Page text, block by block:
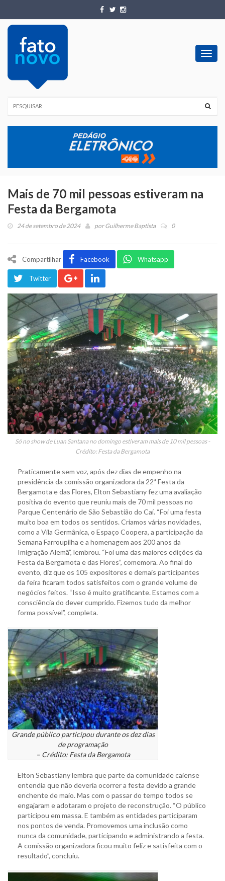
Mais de 70 mil pessoas estiveram na
Festa da Bergamota
24 de setembro de 2024 porGuilherme Baptista 0
Compartilhar Facebook Whatsapp
Twitter
Só no show de Luan Santana no domingo estiveram mais de 10 mil pessoas -
Crédito: Festa da Bergamota
Praticamente sem voz, após dez dias de empenho na
presidência da comissão organizadora da 22ª Festa da
Bergamota e das Flores, Elton Sebastiany fez uma avaliação
positiva do evento que reuniu mais de 70 mil pessoas no
Parque Centenário de São Sebastião do Caí. “Foi uma festa
muito boa em todos os sentidos. Criamos várias novidades,
como a Vila Germânica, o Espaço Coopera, a participação da
Semana Farroupilha e a homenagem aos 200 anos da
Imigração Alemã”, lembrou. “Foi uma das maiores edições da
Festa da Bergamota e das Flores”, comemora. Ao final do
evento, diz que os 105 expositores e demais participantes
da feira ficaram todos satisfeitos com o grande volume de
negócios feitos. “Isso é muito gratificante. Estamos com a
consciência do dever cumprido. Fizemos tudo da melhor
forma possível”, completa.
Grande público participou durante os dez dias
de programação
– Crédito: Festa da Bergamota
Elton Sebastiany lembra que parte da comunidade caiense
entendia que não deveria ocorrer a festa devido a grande
enchente de maio. Mas com o passar do tempo todos se
engajaram e adotaram o projeto de reconstrução. “O público
participou em massa. E também as entidades participaram
nos pontos de venda. Promovemos uma inclusão como
nunca da comunidade, participando e administrando a festa.
A comissão organizadora ficou muito feliz e satisfeita com o
resultado”, concluiu.